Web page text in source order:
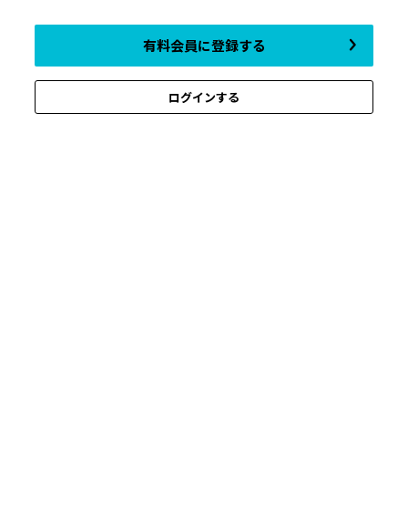
有料会員に登録する
ログインする